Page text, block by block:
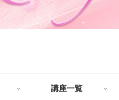
講座一覧